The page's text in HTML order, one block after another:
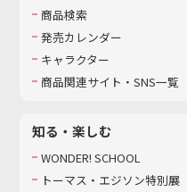
商品検索
発売カレンダー
キャラクター
商品関連サイト・SNS一覧
知る・楽しむ
WONDER! SCHOOL
トーマス・エジソン特別展